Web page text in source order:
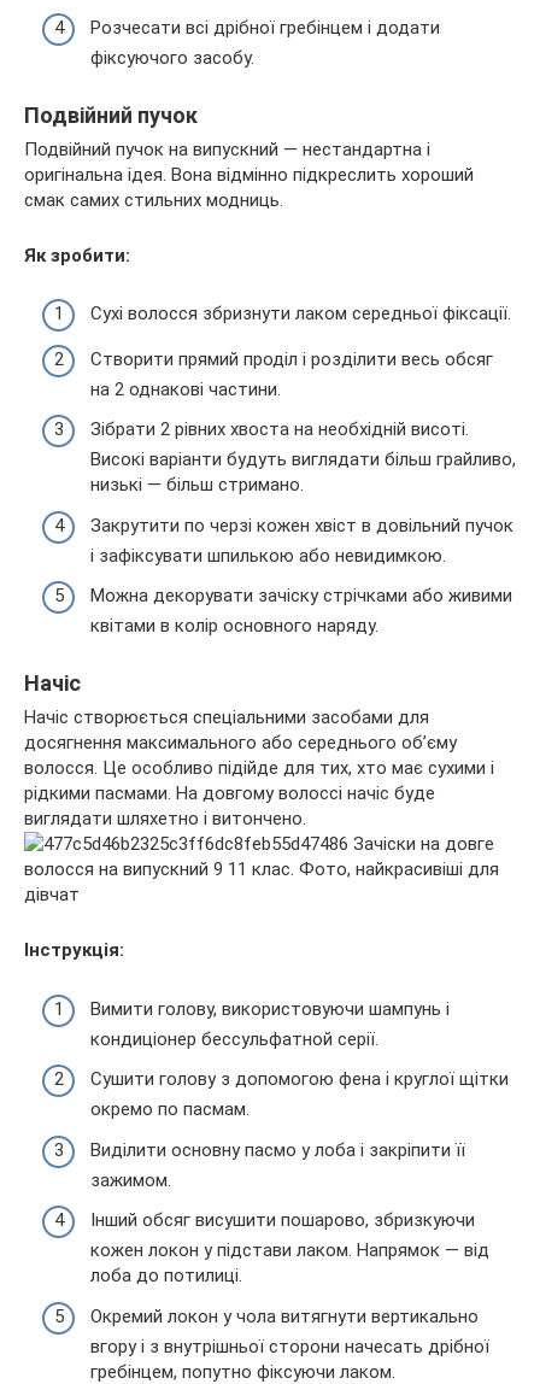
Розчесати всі дрібної гребінцем і додати
фіксуючого засобу.
Подвійний пучок
Подвійний пучок на випускний — нестандартна і
оригінальна ідея. Вона відмінно підкреслить хороший
смак самих стильних модниць.
Як зробити:
Сухі волосся збризнути лаком середньої фіксації.
Створити прямий проділ і розділити весь обсяг
на 2 однакові частини.
Зібрати 2 рівних хвоста на необхідній висоті.
Високі варіанти будуть виглядати більш грайливо,
низькі — більш стримано.
Закрутити по черзі кожен хвіст в довільний пучок
і зафіксувати шпилькою або невидимкою.
Можна декорувати зачіску стрічками або живими
квітами в колір основного наряду.
Начіс
Начіс створюється спеціальними засобами для
досягнення максимального або середнього об’єму
волосся. Це особливо підійде для тих, хто має сухими і
рідкими пасмами. На довгому волоссі начіс буде
виглядати шляхетно і витончено.
Інструкція:
Вимити голову, використовуючи шампунь і
кондиціонер бессульфатной серії.
Сушити голову з допомогою фена і круглої щітки
окремо по пасмам.
Виділити основну пасмо у лоба і закріпити її
зажимом.
Інший обсяг висушити пошарово, збризкуючи
кожен локон у підстави лаком. Напрямок — від
лоба до потилиці.
Окремий локон у чола витягнути вертикально
вгору і з внутрішньої сторони начесать дрібної
гребінцем, попутно фіксуючи лаком.